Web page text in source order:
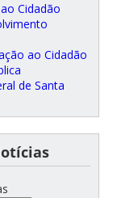
Cidadão
ao Cidadão
de Santa